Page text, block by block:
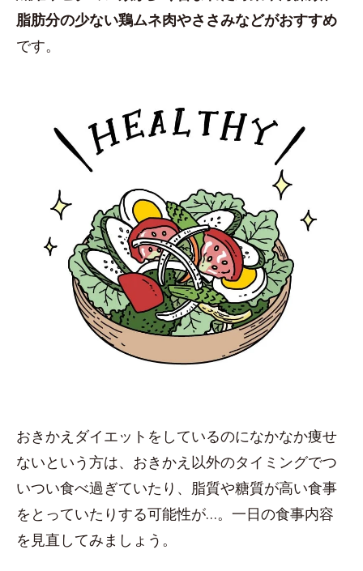
脂肪分の少ない鶏ムネ肉やささみなどがおすすめ
です。
おきかえダイエットをしているのになかなか痩せ
ないという方は、おきかえ以外のタイミングでつ
いつい食べ過ぎていたり、脂質や糖質が高い食事
をとっていたりする可能性が…。一日の食事内容
を見直してみましょう。